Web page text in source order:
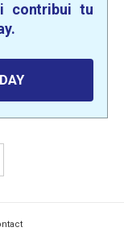
contribui tu